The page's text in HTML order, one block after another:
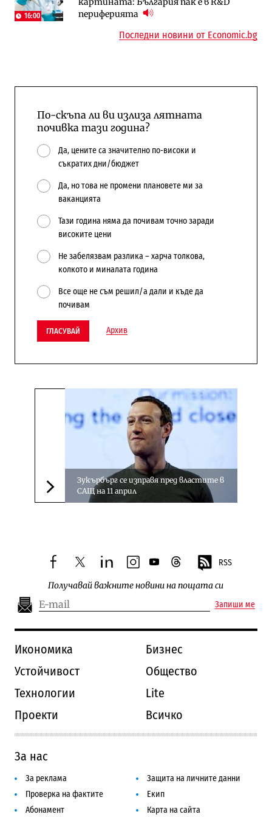
16:00
периферията
напълно от Google
10:12
Последни новини от Economic.bg
По-скъпа ли ви излиза лятната
почивка тази година?
Да, цените са значително по-високи и
съкратих дни/бюджет
Да, но това не промени плановете ми за
ваканцията
Тази година няма да почивам точно заради
високите цени
Не забелязвам разлика – харча толкова,
колкото и миналата година
Все още не съм решил/а дали и къде да
почивам
ГЛАСУВАЙ Архив
Следваща новина
Зукърбърг се изправя пред властите в
САЩ на 11 април
facebooktwitterlinkedininstagram
youtubethreads RSS
Получавай важните новини на пощата си
Запиши ме
Икономика
Бизнес
Устойчивост
Общество
Технологии
Lite
Проекти
Всичко
За нас
За реклама
Защита на личните данни
Проверка на фактите
Екип
Абонамент
Карта на сайта